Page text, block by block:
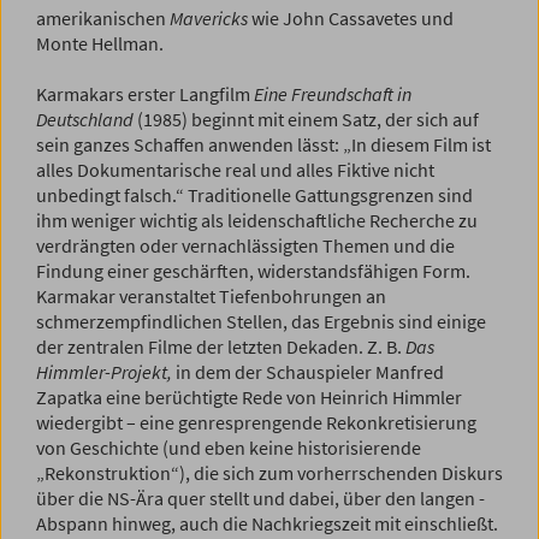
amerikanischen Maverickswie John Cassavetes und
Monte Hellman.
Karmakars erster Langfilm Eine Freundschaft in
Deutschland (1985) beginnt mit einem Satz, der sich auf
sein ganzes Schaffen anwenden lässt: „In diesem Film ist
alles Dokumentarische real und alles Fiktive nicht
unbedingt falsch.“ Traditionelle Gattungsgrenzen sind
ihm weniger wichtig als leidenschaftliche Recherche zu
verdrängten oder vernachlässigten Themen und die
Findung ­einer geschärften, widerstandsfähigen Form.
Karmakar veranstaltet Tiefenbohrungen an
schmerzempfindlichen Stellen, das Ergebnis sind einige
der zentralen Filme der letzten Dekaden. Z. B. Das
Himmler-Projekt, in dem der Schauspieler Manfred
Zapatka eine berüchtigte Rede von Heinrich Himmler
wiedergibt – eine genresprengende Rekonkretisierung
von Geschichte (und eben keine ­historisierende
„Rekonstruktion“), die sich zum vorherrschenden ­Diskurs
über die NS-Ära quer stellt und dabei, über den langen ­
Abspann hinweg, auch die Nachkriegszeit mit einschließt.